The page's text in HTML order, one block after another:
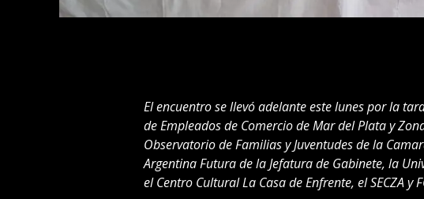
El encuentro se llevó adelante este lunes por la
de Empleados de Comercio de Mar del Plata y
Observatorio de Familias y Juventudes de la
Argentina Futura de la Jefatura de Gabinete, la
el Centro Cultural La Casa de Enfrente, el SECZA y